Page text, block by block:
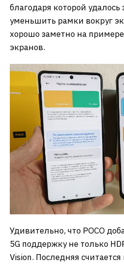
благодаря которой удалось
уменьшить рамки вокруг
хорошо заметно на
экранов.
Удивительно, что POCO
5G поддержку не только
Vision. Последняя